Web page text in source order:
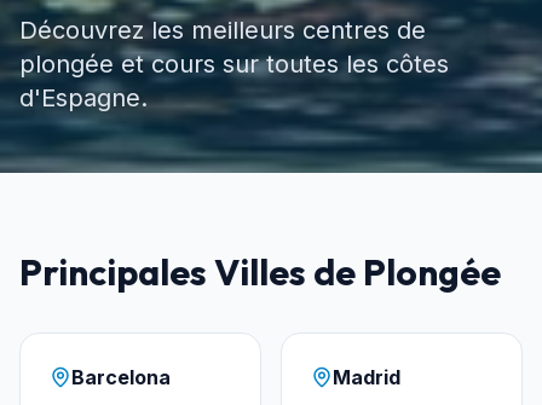
Découvrez les meilleurs centres de
plongée et cours sur toutes les côtes
d'Espagne.
Principales Villes de Plongée
Barcelona Madrid